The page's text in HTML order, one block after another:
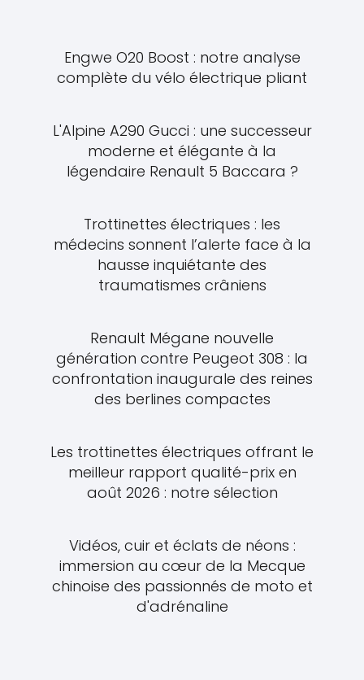
Engwe O20 Boost : notre analyse
complète du vélo électrique pliant
L'Alpine A290 Gucci : une successeur
moderne et élégante à la
légendaire Renault 5 Baccara ?
Trottinettes électriques : les
médecins sonnent l’alerte face à la
hausse inquiétante des
traumatismes crâniens
Renault Mégane nouvelle
génération contre Peugeot 308 : la
confrontation inaugurale des reines
des berlines compactes
Les trottinettes électriques offrant le
meilleur rapport qualité-prix en
août 2026 : notre sélection
Vidéos, cuir et éclats de néons :
immersion au cœur de la Mecque
chinoise des passionnés de moto et
d'adrénaline